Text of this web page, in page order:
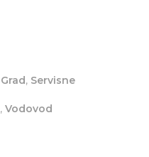
Grad, Servisne
, Vodovod